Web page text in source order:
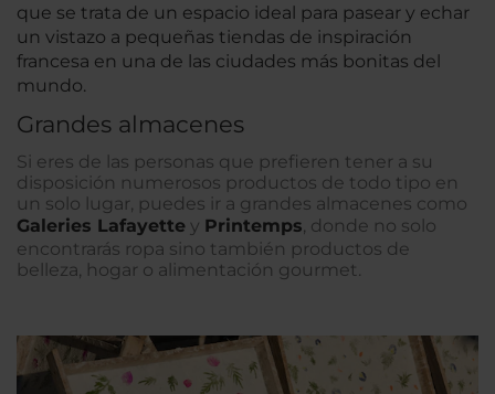
que se trata de un espacio ideal para pasear y echar
un vistazo a pequeñas tiendas de inspiración
francesa en una de las ciudades más bonitas del
mundo.
Grandes almacenes
Si eres de las personas que prefieren tener a su
disposición numerosos productos de todo tipo en
un solo lugar, puedes ir a grandes almacenes como
Galeries Lafayette y Printemps , donde no solo
encontrarás ropa sino también productos de
belleza, hogar o alimentación gourmet.